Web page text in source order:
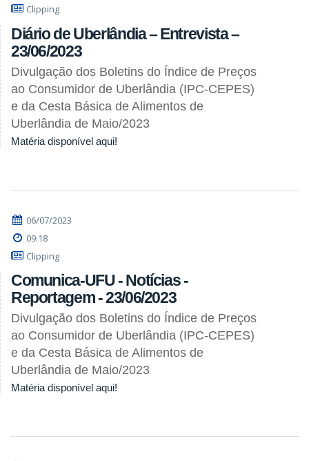
Clipping
Diário de Uberlândia – Entrevista –
23/06/2023
Divulgação dos Boletins do Índice de Preços
ao Consumidor de Uberlândia (IPC-CEPES)
e da Cesta Básica de Alimentos de
Uberlândia de Maio/2023
Matéria disponível aqui!
06/07/2023
09:18
Clipping
Comunica-UFU - Notícias -
Reportagem - 23/06/2023
Divulgação dos Boletins do Índice de Preços
ao Consumidor de Uberlândia (IPC-CEPES)
e da Cesta Básica de Alimentos de
Uberlândia de Maio/2023
Matéria disponível aqui!